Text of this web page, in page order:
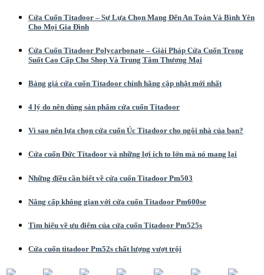
Cửa Cuốn Titadoor – Sự Lựa Chọn Mang Đến An Toàn Và Bình Yên
Cho Mọi Gia Đình
Cửa Cuốn Titadoor Polycarbonate – Giải Pháp Cửa Cuốn Trong
Suốt Cao Cấp Cho Shop Và Trung Tâm Thương Mại
Bảng giá cửa cuốn Titadoor chính hãng cập nhật mới nhất
4 lý do nên dùng sản phẩm cửa cuốn Titadoor
Vì sao nên lựa chọn cửa cuốn Úc Titadoor cho ngôi nhà của bạn?
Cửa cuốn Đức Titadoor và những lợi ích to lớn mà nó mang lại
Những điều cần biết về cửa cuốn Titadoor Pm503
Nâng cấp không gian với cửa cuốn Titadoor Pm600se
Tìm hiểu về ưu điểm của cửa cuốn Titadoor Pm525s
Cửa cuốn titadoor Pm52s chất lượng vượt trội